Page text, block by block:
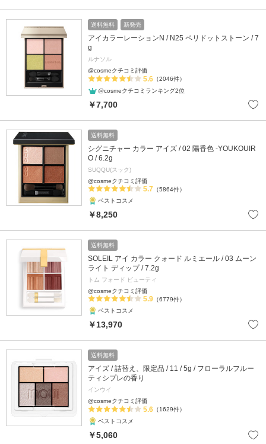
送料無料 新発売
アイカラーレーションN / N25 ペリドットストーン / 7
g
ルナソル
@cosmeクチコミ評価
5.6 （2046件）
@cosmeクチコミランキング2位
￥7,700
送料無料
シグニチャー カラー アイズ / 02 陽香色 -YOUKOUIR
O / 6.2g
SUQQU(スック)
@cosmeクチコミ評価
5.7 （5864件）
ベストコスメ
￥8,250
送料無料
SOLEIL アイ カラー クォード ルミエール / 03 ムーン
ライト ディップ / 7.2g
トム フォード ビューティ
@cosmeクチコミ評価
5.9 （6779件）
ベストコスメ
￥13,970
送料無料
アイズ / 詰替え、限定品 / 11 / 5g / フローラルフルー
ティシプレの香り
インウイ
@cosmeクチコミ評価
5.6 （1629件）
ベストコスメ
￥5,060